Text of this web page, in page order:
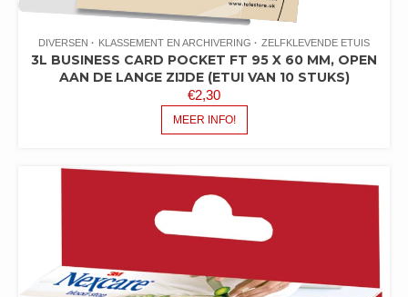
DIVERSEN KLASSEMENT EN ARCHIVERING ZELFKLEVENDE ETUIS
3L BUSINESS CARD POCKET FT 95 X 60 MM, OPEN
AAN DE LANGE ZIJDE (ETUI VAN 10 STUKS)
€2,30
MEER INFO!